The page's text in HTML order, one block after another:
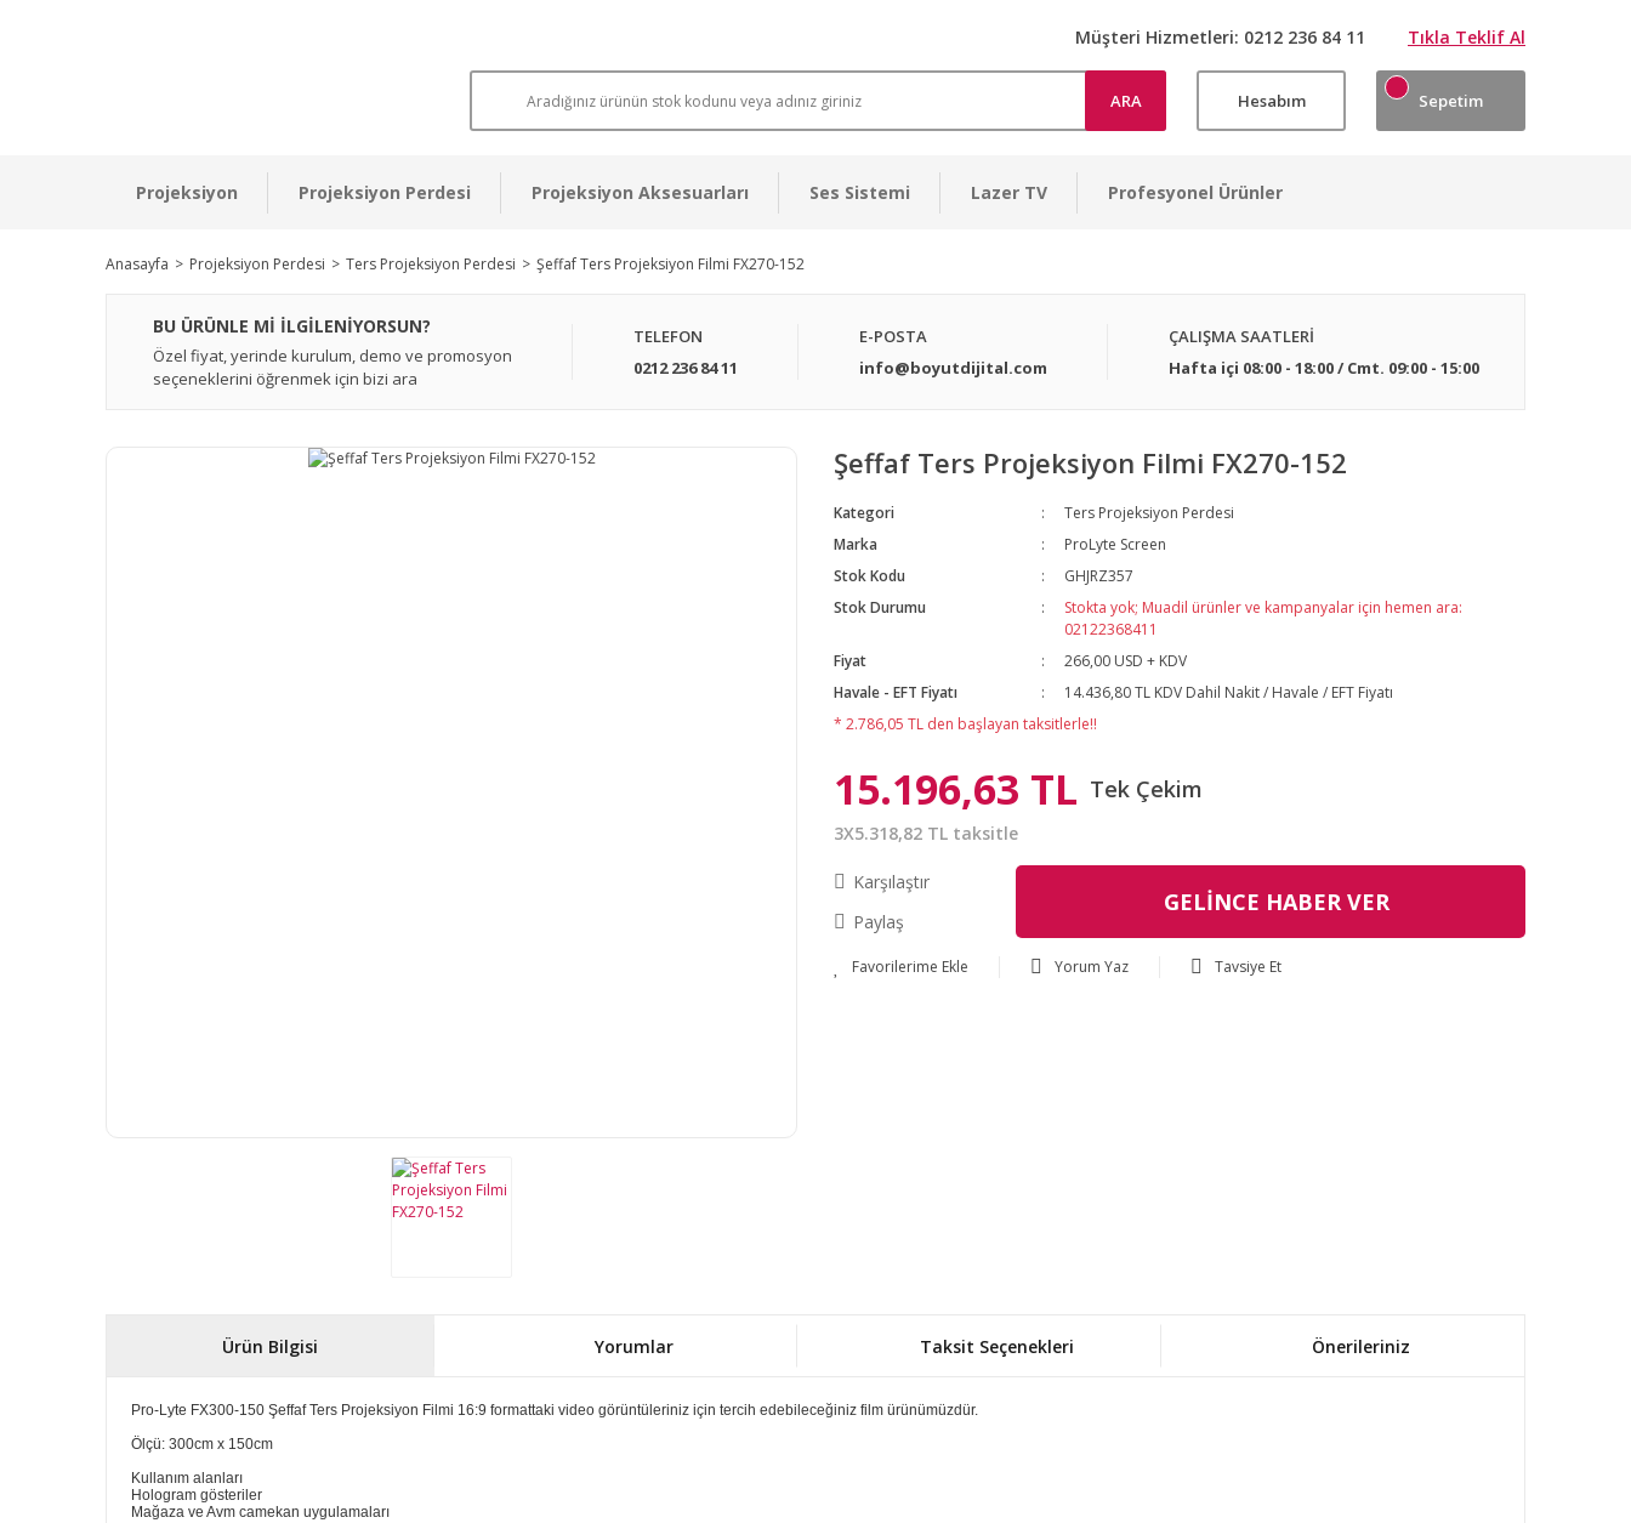
Müşteri Hizmetleri: 0212 236 84 11 Tıkla Teklif Al
ARA Hesabım Sepetim
Projeksiyon Projeksiyon Perdesi Projeksiyon Aksesuarları Ses Sistemi Lazer TV Profesyonel Ürünler
Anasayfa Projeksiyon Perdesi Ters Projeksiyon Perdesi Şeffaf Ters Projeksiyon Filmi FX270-152
BU ÜRÜNLE Mİ İLGİLENİYORSUN?
Özel fiyat, yerinde kurulum, demo ve promosyon
seçeneklerini öğrenmek için bizi ara
TELEFON
0212 236 84 11
E-POSTA
info@boyutdijital.com
ÇALIŞMA SAATLERİ
Hafta içi 08:00 - 18:00 / Cmt. 09:00 - 15:00
Şeffaf Ters Projeksiyon Filmi FX270-152
Kategori
Ters Projeksiyon Perdesi
Marka
ProLyte Screen
Stok Kodu
GHJRZ357
Stok Durumu
Stokta yok; Muadil ürünler ve kampanyalar için hemen ara:
02122368411
Fiyat
266,00 USD + KDV
Havale - EFT Fiyatı
14.436,80 TL KDV Dahil Nakit / Havale / EFT Fiyatı
* 2.786,05 TL den başlayan taksitlerle!!
15.196,63 TL Tek Çekim
3X5.318,82 TL taksitle
Karşılaştır
Paylaş
GELİNCE HABER VER
Yorum Yaz Tavsiye Et
Ürün Bilgisi Yorumlar Taksit Seçenekleri Önerileriniz
Pro-Lyte FX300-150 Şeffaf Ters Projeksiyon Filmi 16:9 formattaki video görüntüleriniz için tercih edebileceğiniz film ürünümüzdür.
Ölçü: 300cm x 150cm
Kullanım alanları
Hologram gösteriler
Mağaza ve Avm camekan uygulamaları